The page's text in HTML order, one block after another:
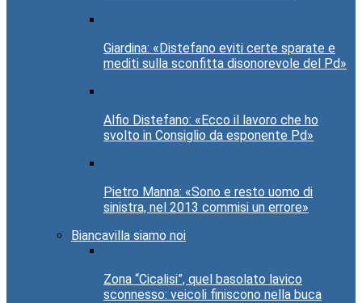
Giardina: «Distefano eviti certe sparate e
mediti sulla sconfitta disonorevole del Pd»
Alfio Distefano: «Ecco il lavoro che ho
svolto in Consiglio da esponente Pd»
Pietro Manna: «Sono e resto uomo di
sinistra, nel 2013 commisi un errore»
Biancavilla siamo noi
Zona “Cicalisi”, quel basolato lavico
sconnesso: veicoli finiscono nella buca